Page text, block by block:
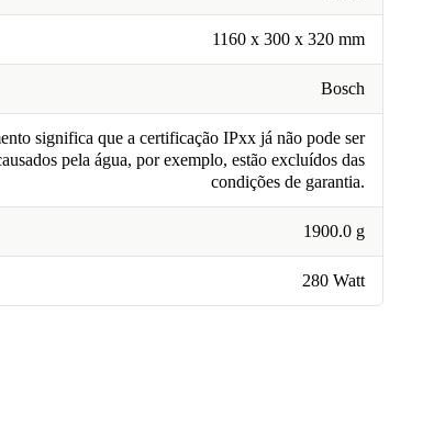
1160 x 300 x 320 mm
Bosch
significa que a certificação IPxx já não pode ser
pela água, por exemplo, estão excluídos das
condições de garantia.
1900.0 g
280 Watt